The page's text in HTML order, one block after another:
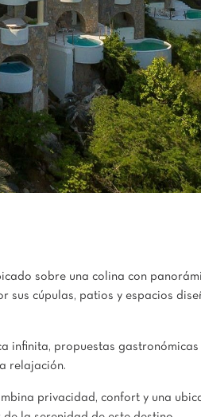
sobre una colina con
sus cúpulas, patios y espacios
infinita, propuestas
relajación.
privacidad, confort y una